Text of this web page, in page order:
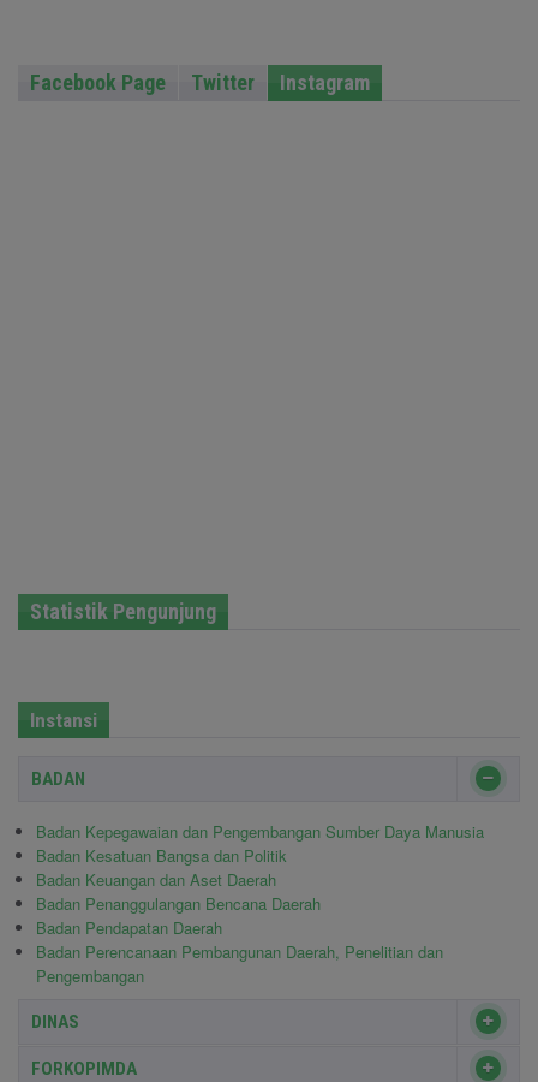
Facebook Page Twitter Instagram
Statistik Pengunjung
Instansi
BADAN
Badan Kepegawaian dan Pengembangan Sumber Daya Manusia
Badan Kesatuan Bangsa dan Politik
Badan Keuangan dan Aset Daerah
Badan Penanggulangan Bencana Daerah
Badan Pendapatan Daerah
Badan Perencanaan Pembangunan Daerah, Penelitian dan
Pengembangan
DINAS
FORKOPIMDA